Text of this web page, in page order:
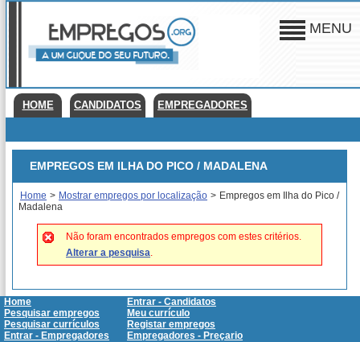
MENU
HOME CANDIDATOS EMPREGADORES
EMPREGOS EM ILHA DO PICO / MADALENA
Home > Mostrar empregos por localização > Empregos em Ilha do Pico /
Madalena
Não foram encontrados empregos com estes critérios.
Alterar a pesquisa.
Home
Entrar - Candidatos
Pesquisar empregos
Meu currículo
Pesquisar currículos
Registar empregos
Entrar - Empregadores
Empregadores - Preçario